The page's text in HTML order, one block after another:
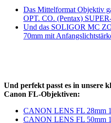
Das Mittelformat Objektiv
OPT. CO. (Pentax)
Und das SOLIGOR MC
70mm mit
Und perfekt passt es in unsere
Canon FL-Objektiven:
CANON LENS FL 28mm
CANON LENS FL 50mm